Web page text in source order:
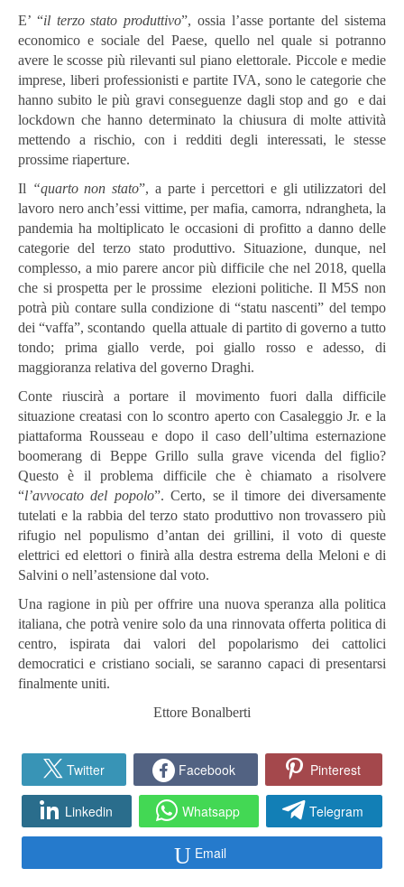
E’ “il terzo stato produttivo”, ossia l’asse portante del sistema
economico e sociale del Paese, quello nel quale si potranno
avere le scosse più rilevanti sul piano elettorale. Piccole e medie
imprese, liberi professionisti e partite IVA, sono le categorie che
hanno subito le più gravi conseguenze dagli stop and go e dai
lockdown che hanno determinato la chiusura di molte attività
mettendo a rischio, con i redditi degli interessati, le stesse
prossime riaperture.
Il “quarto non stato”, a parte i percettori e gli utilizzatori del
lavoro nero anch’essi vittime, per mafia, camorra, ndrangheta, la
pandemia ha moltiplicato le occasioni di profitto a danno delle
categorie del terzo stato produttivo. Situazione, dunque, nel
complesso, a mio parere ancor più difficile che nel 2018, quella
che si prospetta per le prossime elezioni politiche. Il M5S non
potrà più contare sulla condizione di “statu nascenti” del tempo
dei “vaffa”, scontando quella attuale di partito di governo a tutto
tondo; prima giallo verde, poi giallo rosso e adesso, di
maggioranza relativa del governo Draghi.
Conte riuscirà a portare il movimento fuori dalla difficile
situazione creatasi con lo scontro aperto con Casaleggio Jr. e la
piattaforma Rousseau e dopo il caso dell’ultima esternazione
boomerang di Beppe Grillo sulla grave vicenda del figlio?
Questo è il problema difficile che è chiamato a risolvere
“l’avvocato del popolo”. Certo, se il timore dei diversamente
tutelati e la rabbia del terzo stato produttivo non trovassero più
rifugio nel populismo d’antan dei grillini, il voto di queste
elettrici ed elettori o finirà alla destra estrema della Meloni e di
Salvini o nell’astensione dal voto.
Una ragione in più per offrire una nuova speranza alla politica
italiana, che potrà venire solo da una rinnovata offerta politica di
centro, ispirata dai valori del popolarismo dei cattolici
democratici e cristiano sociali, se saranno capaci di presentarsi
finalmente uniti.
Ettore Bonalberti
Twitter Facebook Pinterest
Linkedin Whatsapp Telegram
Email